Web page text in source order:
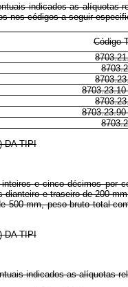
indicados as alíquotas
nos códigos a seguir
Código
DA TIPI
e cinco décimos por
e traseiro de 200
500 mm, peso bruto total
DA TIPI
indicados as alíquotas